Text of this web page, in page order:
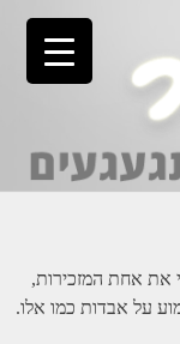
את אחת המזכירות,
על אבדות כמו אלו.